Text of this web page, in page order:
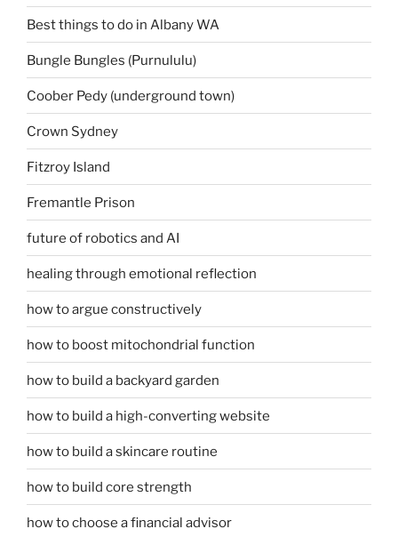
Best things to do in Albany WA
Bungle Bungles (Purnululu)
Coober Pedy (underground town)
Crown Sydney
Fitzroy Island
Fremantle Prison
future of robotics and AI
healing through emotional reflection
how to argue constructively
how to boost mitochondrial function
how to build a backyard garden
how to build a high-converting website
how to build a skincare routine
how to build core strength
how to choose a financial advisor